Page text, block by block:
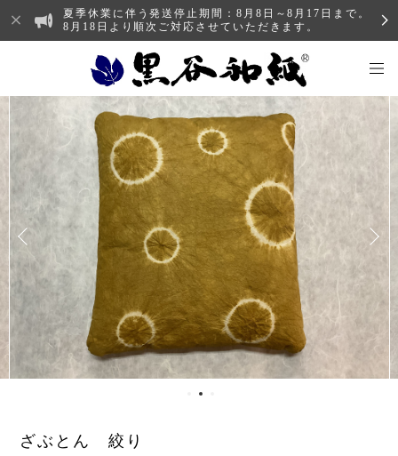
夏季休業に伴う発送停止期間：8月8日～8月17日まで。
8月18日より順次ご対応させていただきます。
ざぶとん 絞り